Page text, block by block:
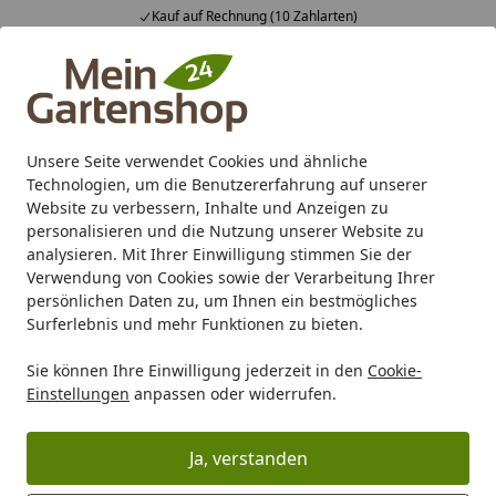
Unsere Seite verwendet Cookies und ähnliche
Technologien, um die Benutzererfahrung auf unserer
Website zu verbessern, Inhalte und Anzeigen zu
personalisieren und die Nutzung unserer Website zu
analysieren. Mit Ihrer Einwilligung stimmen Sie der
Verwendung von Cookies sowie der Verarbeitung Ihrer
persönlichen Daten zu, um Ihnen ein bestmögliches
Surferlebnis und mehr Funktionen zu bieten.
Sie können Ihre Einwilligung jederzeit in den Cookie-
Einstellungen anpassen oder widerrufen.
Ja, verstanden
Fachberatung & individuelle Angebote
Alle Produkte
Mein Konto
Suchen
Karibu Pools inkl. gratis Sandfilteranlage & Pool-
Starterset (Gesamtwert bis 468,99€)
Startseite
Marken Akubi Kinderspielgeräte
Akubi Kinderspielgeräte
Wählen Sie zwischen den
hochwertigen Akubi
Kinderspielgeräten: